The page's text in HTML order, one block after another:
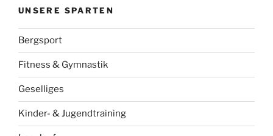
UNSERE SPARTEN
Bergsport
Fitness & Gymnastik
Geselliges
Kinder- & Jugendtraining